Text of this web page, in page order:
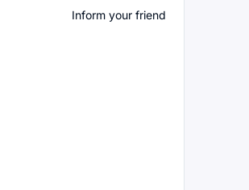
Inform your friend